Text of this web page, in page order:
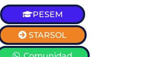
PESEM
STARSOL